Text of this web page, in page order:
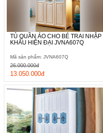
TỦ QUẦN ÁO CHO BÉ TRAI NHẬP
KHẨU HIỆN ĐẠI JVNA607Q
Mã sản phẩm: JVNA607Q
13.050.000đ
26.000.000đ